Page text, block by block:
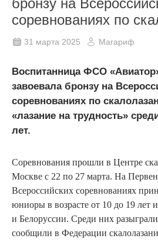
соревнованиях по
31 марта 2025 Магариф
Воспитанница ФСО
завоевала бронзу на
соревнованиях по
«лазание на трудность»
лет.
Соревнования прошли в Центре
Москве с 22 по 27 марта. На
Всероссийских соревнованиях
юниоры в возрасте от 10 до 19 лет
и Белоруссии. Среди них
сообщили в Федерации